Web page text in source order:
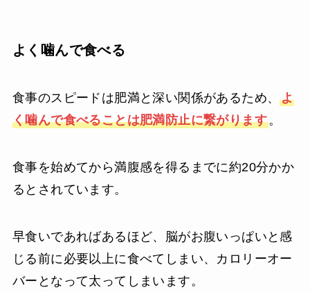
よく噛んで食べる
食事のスピードは肥満と深い関係があるため、よ
く噛んで食べることは肥満防止に繋がります。
食事を始めてから満腹感を得るまでに約20分かか
るとされています。
早食いであればあるほど、脳がお腹いっぱいと感
じる前に必要以上に食べてしまい、カロリーオー
バーとなって太ってしまいます。